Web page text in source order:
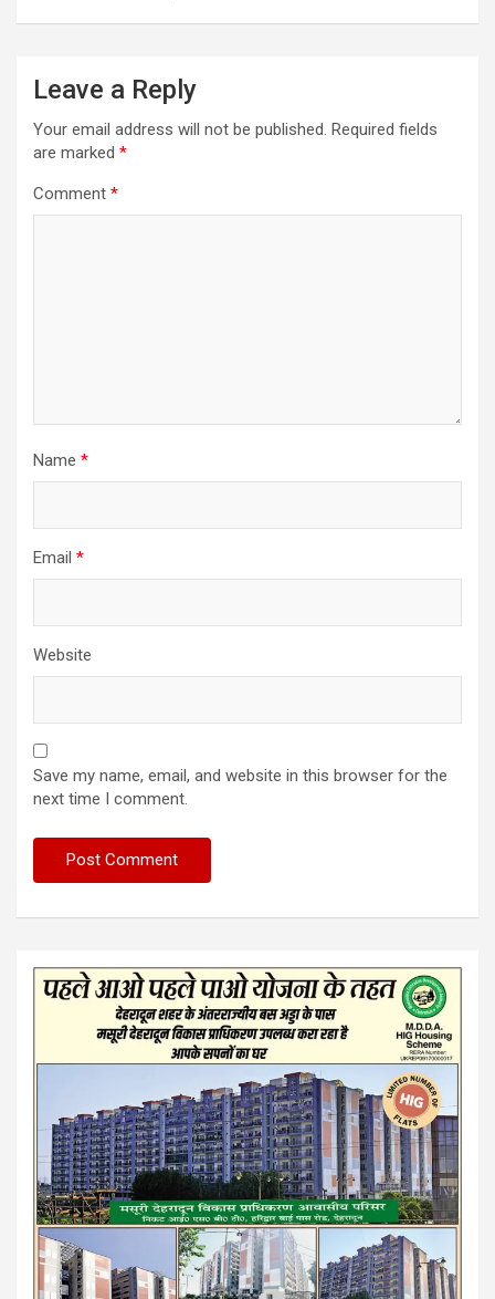
Leave a Reply
Your email address will not be published. Required fields
are marked *
Comment *
Name *
Email *
Website
Save my name, email, and website in this browser for the
next time I comment.